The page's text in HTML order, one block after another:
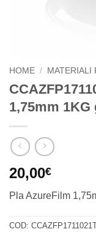
HOME / MATERIALI
1,75mm
20,00€
Pla AzureFilm
COD: